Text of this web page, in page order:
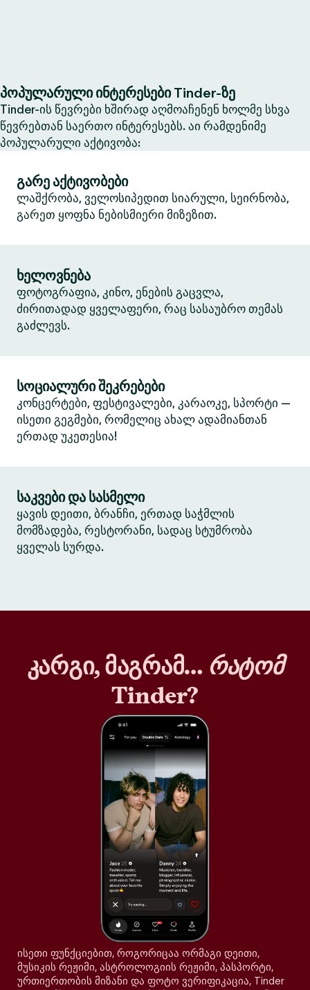
პოპულარული ინტერესები Tinder-ზე
Tinder-ის წევრები ხშირად აღმოაჩენენ ხოლმე სხვა
წევრებთან საერთო ინტერესებს. აი რამდენიმე
პოპულარული აქტივობა:
გარე აქტივობები
ლაშქრობა, ველოსიპედით სიარული, სეირნობა,
გარეთ ყოფნა ნებისმიერი მიზეზით.
ხელოვნება
ფოტოგრაფია, კინო, ენების გაცვლა,
ძირითადად ყველაფერი, რაც სასაუბრო თემას
გაძლევს.
სოციალური შეკრებები
კონცერტები, ფესტივალები, კარაოკე, სპორტი —
ისეთი გეგმები, რომელიც ახალ ადამიანთან
ერთად უკეთესია!
საკვები და სასმელი
ყავის დეითი, ბრანჩი, ერთად საჭმლის
მომზადება, რესტორანი, სადაც სტუმრობა
ყველას სურდა.
კარგი, მაგრამ… რატომ
Tinder?
ისეთი ფუნქციებით, როგორიცაა ორმაგი დეითი,
მუსიკის რეჟიმი, ასტროლოგიის რეჟიმი, პასპორტი,
ურთიერთობის მიზანი და ფოტო ვერიფიკაცია, Tinder